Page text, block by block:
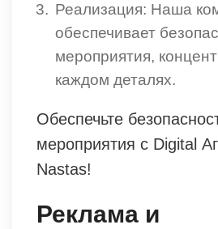
Реализация: Наша
обеспечивает
мероприятия,
каждом деталях.
Обеспечьте
мероприятия с Digital
Nastas!
Реклама и